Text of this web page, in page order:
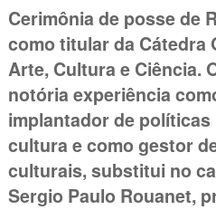
Cerimônia de posse de
como titular da Cátedra
Arte, Cultura e Ciência.
notória experiência
implantador de políticas
cultura e como gestor
culturais, substitui no
Sergio Paulo Rouanet,